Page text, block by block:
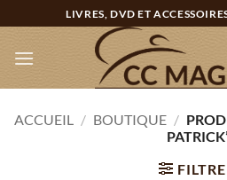
au
contenu
LIVRES, DVD ET
ACCUEIL / BOUTIQUE /